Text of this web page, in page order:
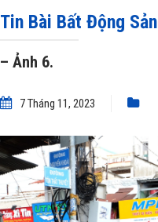
Tin Bài Bất Động Sản
– Ảnh 6.
7 Tháng 11, 2023